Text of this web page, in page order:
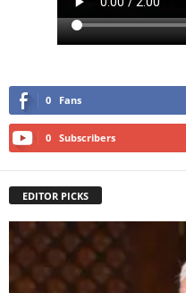
0 Fans
0 Subscribers
EDITOR PICKS